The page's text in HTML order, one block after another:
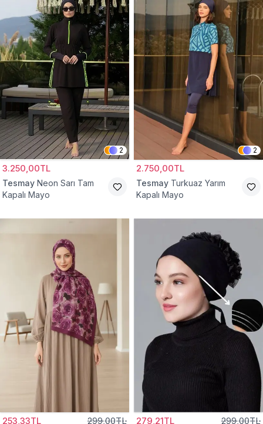
2
3.250,00TL
Tesmay Neon Sarı Tam
Kapalı Mayo
2
2.750,00TL
Tesmay Turkuaz Yarım
Kapalı Mayo
253,33TL 299,00TL 279,21TL 299,00TL